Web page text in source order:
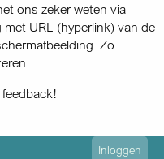
ons zeker weten via
met URL (hyperlink) van de
Zo
User
Inloggen